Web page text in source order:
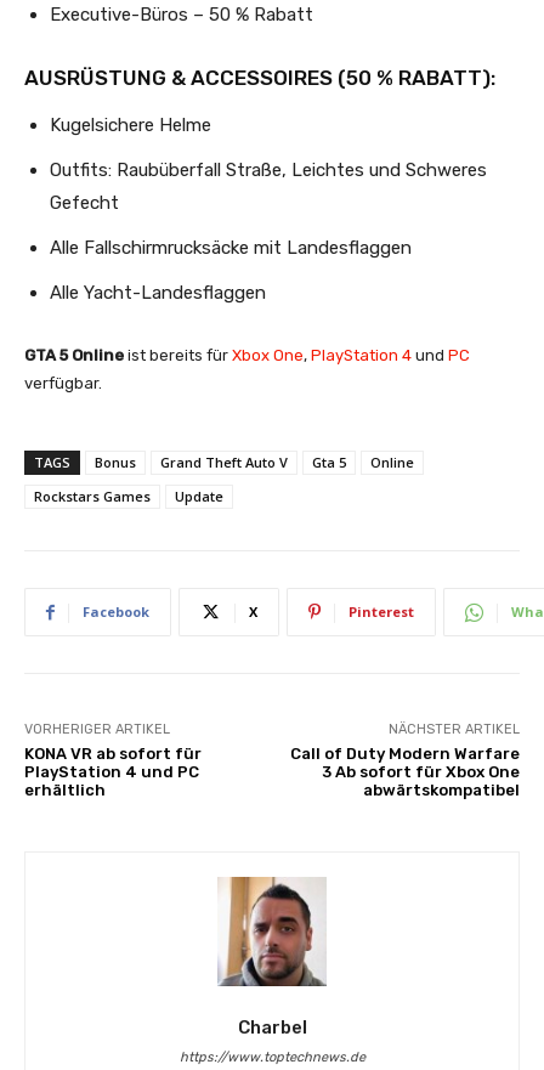
Executive-Büros – 50 % Rabatt
AUSRÜSTUNG & ACCESSOIRES (50 % RABATT):
Kugelsichere Helme
Outfits: Raubüberfall Straße, Leichtes und Schweres
Gefecht
Alle Fallschirmrucksäcke mit Landesflaggen
Alle Yacht-Landesflaggen
GTA 5 Online ist bereits für Xbox One, PlayStation 4 und PC
verfügbar.
TAGS Bonus Grand Theft Auto V Gta 5
Online
Rockstars Games
Update
Facebook X Pinterest
VORHERIGER ARTIKEL
KONA VR ab sofort für
PlayStation 4 und PC
erhältlich
NÄCHSTER ARTIKEL
Call of Duty Modern Warfare
3 Ab sofort für Xbox One
abwärtskompatibel
Charbel
https://www.toptechnews.de